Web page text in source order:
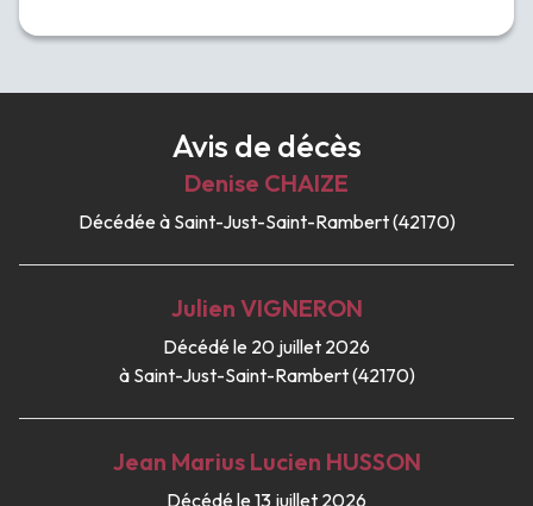
Avis de décès
Denise CHAIZE
Décédée à Saint-Just-Saint-Rambert (42170)
Julien VIGNERON
Décédé le 20 juillet 2026
à Saint-Just-Saint-Rambert (42170)
Jean Marius Lucien HUSSON
Décédé le 13 juillet 2026